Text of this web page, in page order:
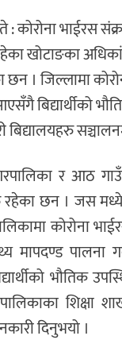
: कोरोना भाईरस
खोटाङका
। जिल्लामा
बिद्यार्थीको
बिद्यालयहरु
र आठ
रहेका छन । जस
कोरोना
मापदण्ड पालना
भौतिक
शिक्षा
दिनुभयो ।